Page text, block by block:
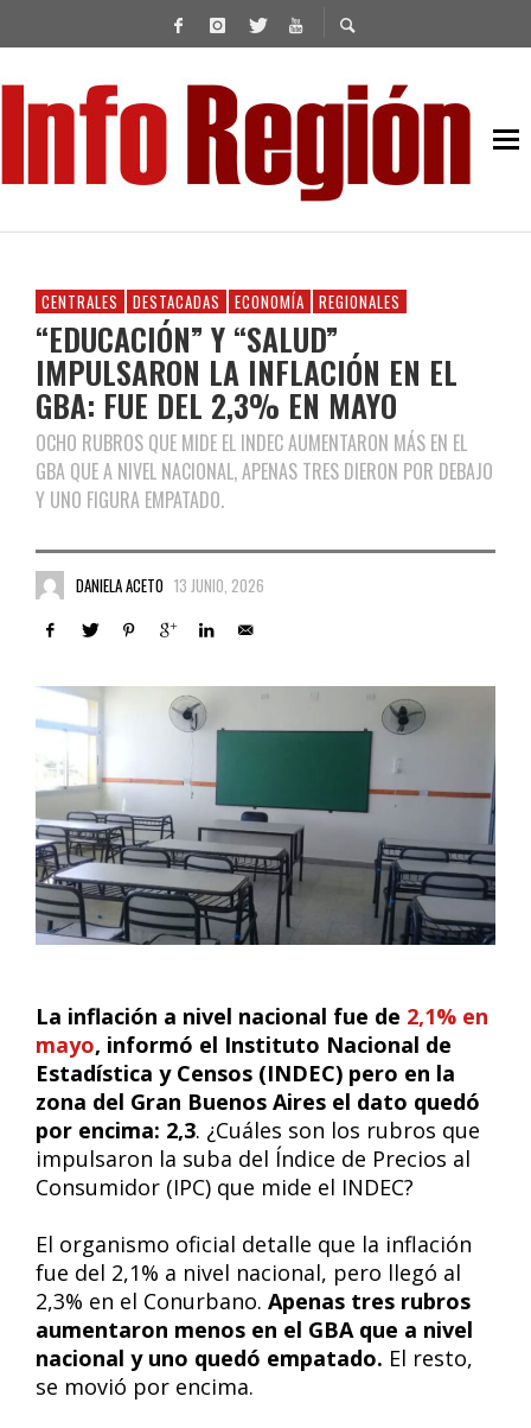
CENTRALES DESTACADAS ECONOMÍA REGIONALES
“EDUCACIÓN” Y “SALUD”
IMPULSARON LA INFLACIÓN EN EL
GBA: FUE DEL 2,3% EN MAYO
OCHO RUBROS QUE MIDE EL INDEC AUMENTARON MÁS EN EL
GBA QUE A NIVEL NACIONAL, APENAS TRES DIERON POR DEBAJO
Y UNO FIGURA EMPATADO.
DANIELA ACETO 13 JUNIO, 2026
La inflación a nivel nacional fue de 2,1% en
mayo, informó el Instituto Nacional de
Estadística y Censos (INDEC) pero en la
zona del Gran Buenos Aires el dato quedó
por encima: 2,3. ¿Cuáles son los rubros que
impulsaron la suba del Índice de Precios al
Consumidor (IPC) que mide el INDEC?
El organismo oficial detalle que la inflación
fue del 2,1% a nivel nacional, pero llegó al
2,3% en el Conurbano. Apenas tres rubros
aumentaron menos en el GBA que a nivel
nacional y uno quedó empatado. El resto,
se movió por encima.